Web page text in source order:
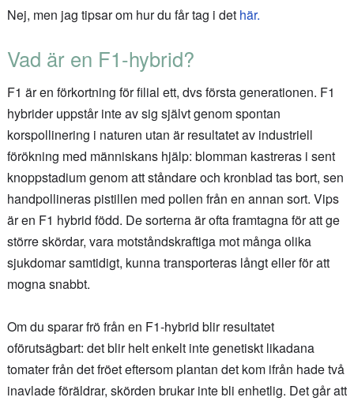
Nej, men jag tipsar om hur du får tag i det här.
Vad är en F1-hybrid?
F1 är en förkortning för filial ett, dvs första generationen. F1
hybrider uppstår inte av sig självt genom spontan
korspollinering i naturen utan är resultatet av industriell
förökning med människans hjälp: blomman kastreras i sent
knoppstadium genom att ståndare och kronblad tas bort, sen
handpollineras pistillen med pollen från en annan sort. Vips
är en F1 hybrid född. De sorterna är ofta framtagna för att ge
större skördar, vara motståndskraftiga mot många olika
sjukdomar samtidigt, kunna transporteras långt eller för att
mogna snabbt.
Om du sparar frö från en F1-hybrid blir resultatet
oförutsägbart: det blir helt enkelt inte genetiskt likadana
tomater från det fröet eftersom plantan det kom ifrån hade två
inavlade föräldrar, skörden brukar inte bli enhetlig. Det går att